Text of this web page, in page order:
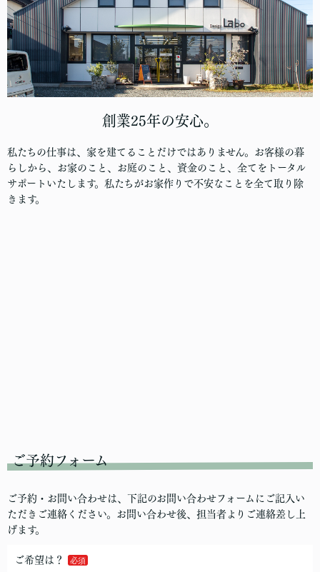
創業25年の安心。
私たちの仕事は、家を建てることだけではありません。お客様の暮
らしから、お家のこと、お庭のこと、資金のこと、全てをトータル
サポートいたします。私たちがお家作りで不安なことを全て取り除
きます。
ご予約フォーム
ご予約・お問い合わせは、下記のお問い合わせフォームにご記入い
ただきご連絡ください。お問い合わせ後、担当者よりご連絡差し上
げます。
ご希望は？